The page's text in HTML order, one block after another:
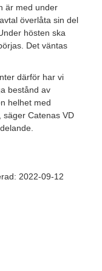
är med under
överlåta sin del
hösten ska
Det väntas
därför har vi
bestånd av
helhet med
säger Catenas VD
2022-09-12